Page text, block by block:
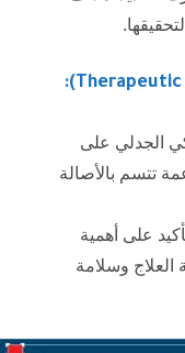
الجدلي على
تتسم بالأصالة
على أهمية
وسلامة